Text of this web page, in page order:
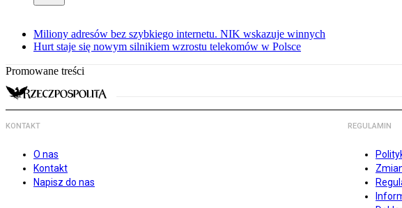
Miliony adresów bez szybkiego internetu. NIK wskazuje winnych
Hurt staje się nowym silnikiem wzrostu telekomów w Polsce
Promowane treści
KONTAKT
O nas
Kontakt
Napisz do nas
REGULAMIN